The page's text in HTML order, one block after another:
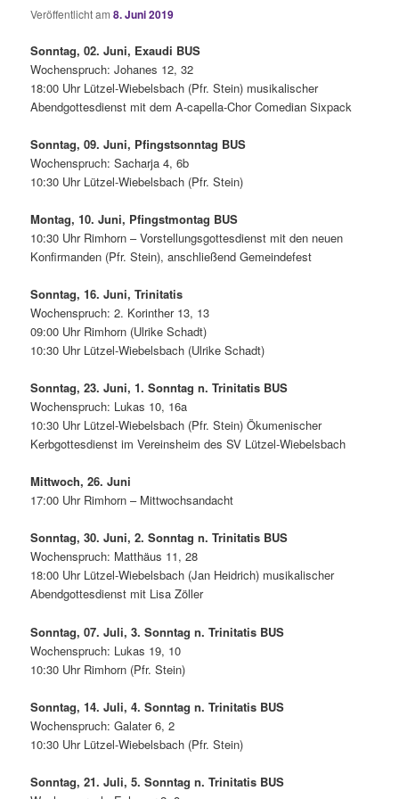
Veröffentlicht am8. Juni 2019
Sonntag, 02. Juni, Exaudi BUS
Wochenspruch: Johanes 12, 32
18:00 Uhr Lützel-Wiebelsbach (Pfr. Stein) musikalischer
Abendgottesdienst mit dem A-capella-Chor Comedian Sixpack
Sonntag, 09. Juni, Pfingstsonntag BUS
Wochenspruch: Sacharja 4, 6b
10:30 Uhr Lützel-Wiebelsbach (Pfr. Stein)
Montag, 10. Juni, Pfingstmontag BUS
10:30 Uhr Rimhorn – Vorstellungsgottesdienst mit den neuen
Konfirmanden (Pfr. Stein), anschließend Gemeindefest
Sonntag, 16. Juni, Trinitatis
Wochenspruch: 2. Korinther 13, 13
09:00 Uhr Rimhorn (Ulrike Schadt)
10:30 Uhr Lützel-Wiebelsbach (Ulrike Schadt)
Sonntag, 23. Juni, 1. Sonntag n. Trinitatis BUS
Wochenspruch: Lukas 10, 16a
10:30 Uhr Lützel-Wiebelsbach (Pfr. Stein) Ökumenischer
Kerbgottesdienst im Vereinsheim des SV Lützel-Wiebelsbach
Mittwoch, 26. Juni
17:00 Uhr Rimhorn – Mittwochsandacht
Sonntag, 30. Juni, 2. Sonntag n. Trinitatis BUS
Wochenspruch: Matthäus 11, 28
18:00 Uhr Lützel-Wiebelsbach (Jan Heidrich) musikalischer
Abendgottesdienst mit Lisa Zöller
Sonntag, 07. Juli, 3. Sonntag n. Trinitatis BUS
Wochenspruch: Lukas 19, 10
10:30 Uhr Rimhorn (Pfr. Stein)
Sonntag, 14. Juli, 4. Sonntag n. Trinitatis BUS
Wochenspruch: Galater 6, 2
10:30 Uhr Lützel-Wiebelsbach (Pfr. Stein)
Sonntag, 21. Juli, 5. Sonntag n. Trinitatis BUS